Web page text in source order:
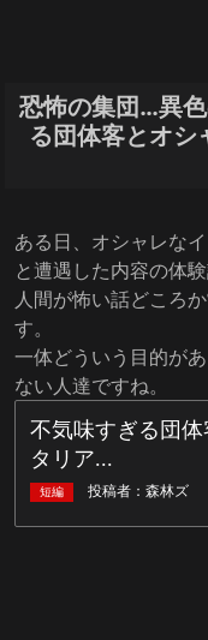
恐怖の集団…異
る団体客とオシ
ある日、オシャレな
と遭遇した内容の体験
人間が怖い話どころ
す。
一体どういう目的が
ない人達ですね。